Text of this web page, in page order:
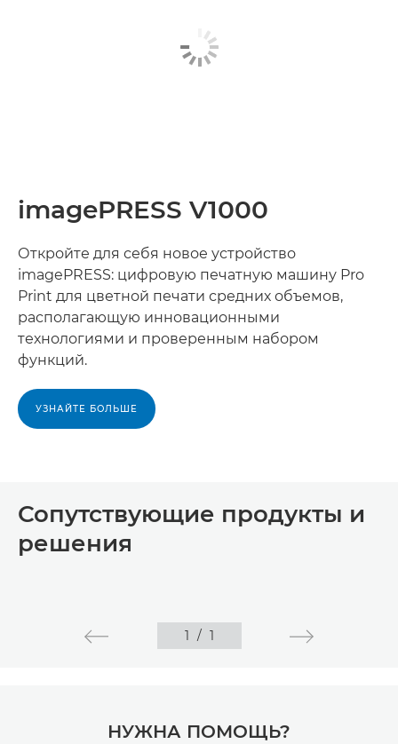
imagePRESS V1000
Откройте для себя новое устройство
imagePRESS: цифровую печатную машину Pro
Print для цветной печати средних объемов,
располагающую инновационными
технологиями и проверенным набором
функций.
УЗНАЙТЕ БОЛЬШЕ
Сопутствующие продукты и
решения
1 / 1
НУЖНА ПОМОЩЬ?